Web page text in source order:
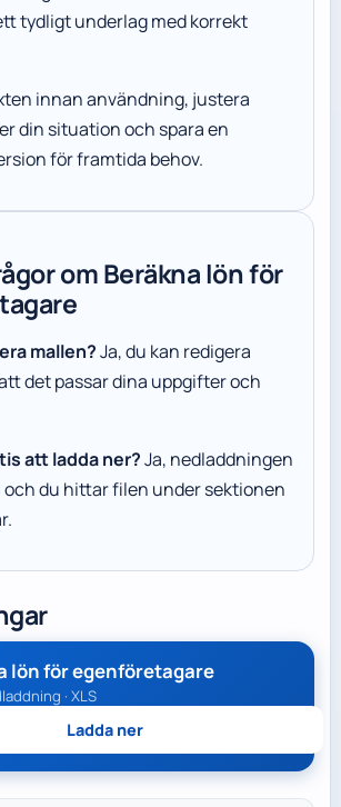
tydligt underlag med korrekt
innan användning, justera
din situation och spara en
för framtida behov.
om Beräkna lön för
mallen?Ja, du kan redigera
det passar dina uppgifter och
att ladda ner?Ja, nedladdningen
du hittar filen under sektionen
lön för egenföretagare
· XLS
Ladda ner